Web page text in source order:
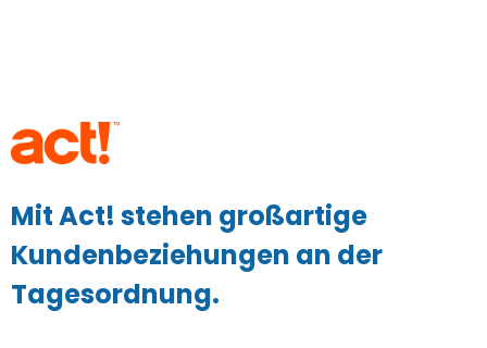
Mit Act! stehen großartige
Kundenbeziehungen an der
Tagesordnung.